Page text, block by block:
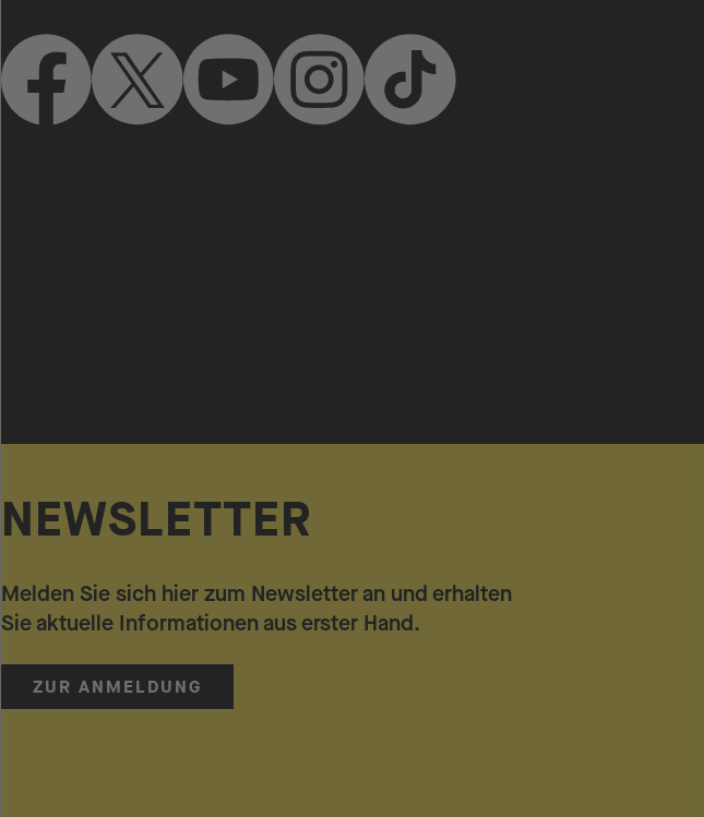
NEWSLETTER
Melden Sie sich hier zum Newsletter an und erhalten
Sie aktuelle Informationen aus erster Hand.
ZUR ANMELDUNG